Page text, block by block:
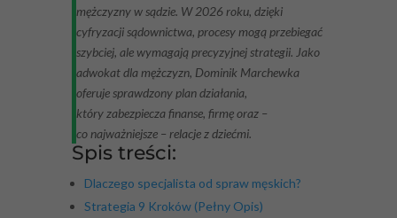
mężczyzny w sądzie. W 2026 roku, dzięki
cyfryzacji sądownictwa, procesy mogą przebiegać
szybciej, ale wymagają precyzyjnej strategii. Jako
adwokat dla mężczyzn, Dominik Marchewka
oferuje sprawdzony plan działania,
który zabezpiecza finanse, firmę oraz –
co najważniejsze – relacje z dziećmi.
Spis treści:
Dlaczego specjalista od spraw męskich?
Strategia 9 Kroków (Pełny Opis)